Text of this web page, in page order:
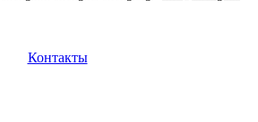
Контакты